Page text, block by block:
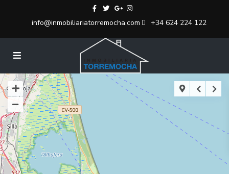
info@inmobiliariatorremocha.com +34 624 224 122